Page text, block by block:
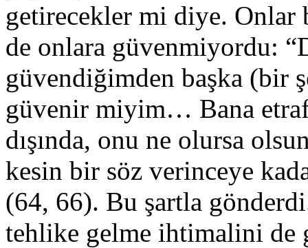
getirecekler mi diye. Onlar
de onlara güvenmiyordu:
güvendiğimden başka (bir
güvenir miyim… Bana
dışında, onu ne olursa
kesin bir söz verinceye
(64, 66). Bu şartla
tehlike gelme ihtimalini de